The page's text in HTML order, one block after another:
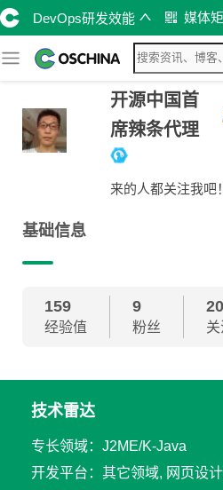
DevOps研发效能 媒体
开源中国首
席辣条代理
来的人都关注我吧！
基础信息
159
经验值
9
粉丝
20
关
技术雷达
专长领域：J2ME/K-Java
开发平台：其它领域, 网页设